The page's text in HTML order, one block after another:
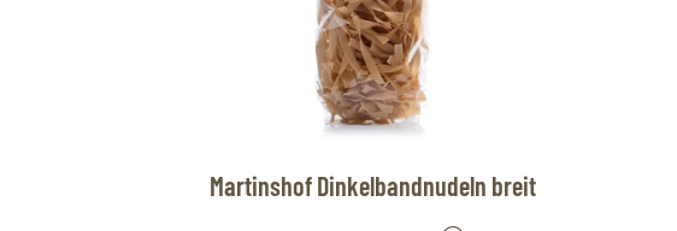
Martinshof Dinkelbandnudeln breit